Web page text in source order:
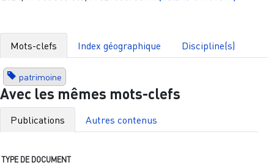
Mots-clefs Index géographique Discipline(s)
patrimoine
Avec les mêmes mots-clefs
Publications Autres contenus
TYPE DE DOCUMENT